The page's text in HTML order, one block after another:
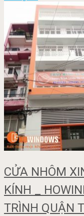
CỬA NHÔM
KÍNH _
TRÌNH QUẬN